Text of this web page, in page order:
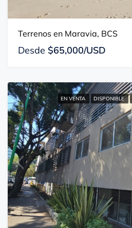
Terrenos en Maravia, BCS
Desde $65,000/USD
EN VENTA DISPONIBLE